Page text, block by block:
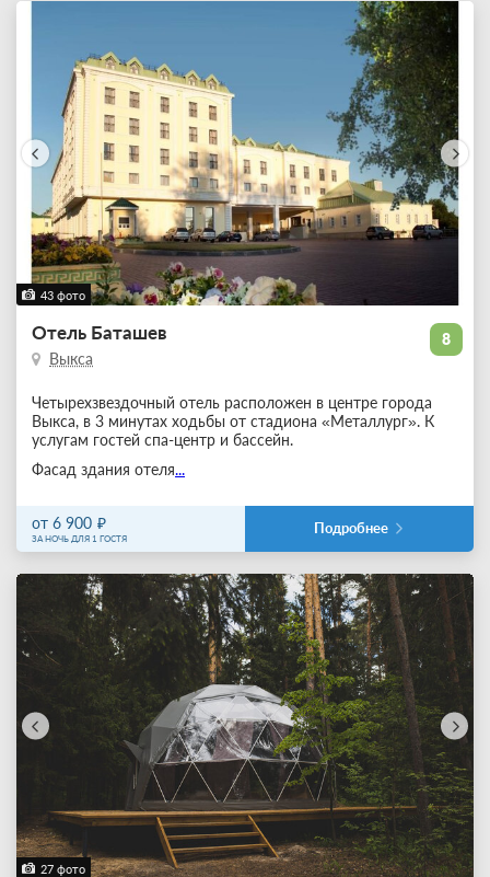
43 фото
8
Отель Баташев
Выкса
Четырехзвездочный отель расположен в центре города
Выкса, в 3 минутах ходьбы от стадиона «Металлург». К
услугам гостей спа-центр и бассейн.
Фасад здания отеля...
от 6 900
ЗА НОЧЬ ДЛЯ 1 ГОСТЯ
Подробнее
27 фото